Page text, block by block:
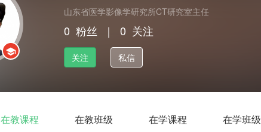
山东省医学影像学研究所CT研究室主任
0 粉丝 ｜ 0 关注
关注 私信
在教课程 在教班级 在学课程 在学班级